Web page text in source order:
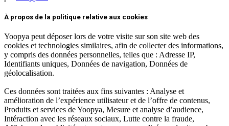
À propos de la politique relative aux cookies
Yoopya peut déposer lors de votre visite sur son site web des
cookies et technologies similaires, afin de collecter des informations,
y compris des données personnelles, telles que : Adresse IP,
Identifiants uniques, Données de navigation, Données de
géolocalisation.
Ces données sont traitées aux fins suivantes : Analyse et
amélioration de l’expérience utilisateur et de l’offre de contenus,
Produits et services de Yoopya, Mesure et analyse d’audience,
Intéraction avec les réseaux sociaux, Lutte contre la fraude,